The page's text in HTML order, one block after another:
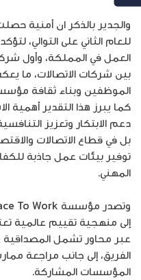
والجدير بالذكر ان أمنية
للعام الثاني على التوالي،
العمل في المملكة، وأول
بين شركات الاتصالات، ما
الموظفين وبناء ثقافة
كما يبرز هذا التقدير
دعم الابتكار وتعزيز
بل في قطاع الاتصالات
توفير بيئات عمل جاذبة
المهني.
وتصدر مؤسسة Great Place To Work®
إلى منهجية تقييم عالمية
عبر محاور تشمل المصداقية
الفريق، إلى جانب مراجعة
المؤسسات المشاركة.